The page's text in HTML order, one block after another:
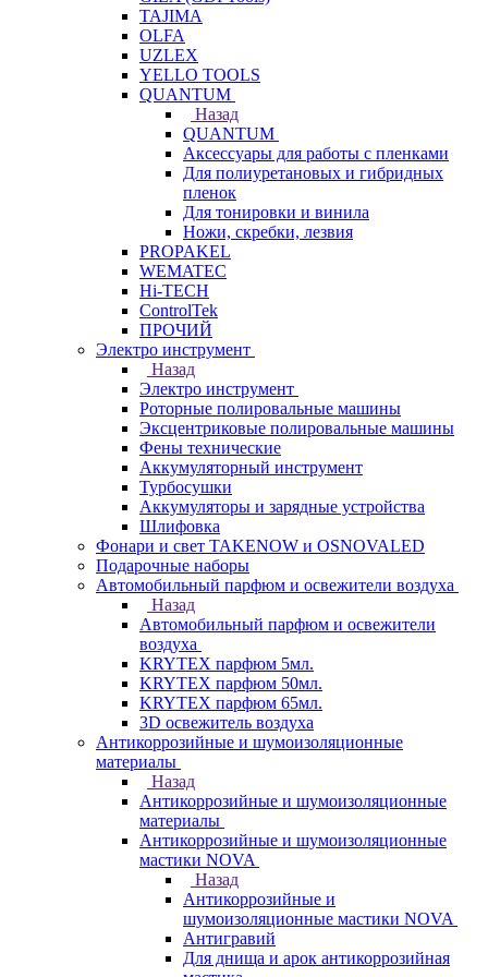
TAJIMA
OLFA
UZLEX
YELLO TOOLS
QUANTUM
Назад
QUANTUM
Аксессуары для работы с пленками
Для полиуретановых и гибридных
пленок
Для тонировки и винила
Ножи, скребки, лезвия
PROPAKEL
WEMATEC
Hi-TECH
ControlTek
ПРОЧИЙ
Электро инструмент
Назад
Электро инструмент
Роторные полировальные машины
Эксцентриковые полировальные машины
Фены технические
Аккумуляторный инструмент
Турбосушки
Аккумуляторы и зарядные устройства
Шлифовка
Фонари и свет TAKENOW и OSNOVALED
Подарочные наборы
Автомобильный парфюм и освежители воздуха
Назад
Автомобильный парфюм и освежители
воздуха
KRYTEX парфюм 5мл.
KRYTEX парфюм 50мл.
KRYTEX парфюм 65мл.
3D освежитель воздуха
Антикоррозийные и шумоизоляционные
материалы
Назад
Антикоррозийные и шумоизоляционные
материалы
Антикоррозийные и шумоизоляционные
мастики NOVA
Назад
Антикоррозийные и
шумоизоляционные мастики NOVA
Антигравий
Для днища и арок антикоррозийная